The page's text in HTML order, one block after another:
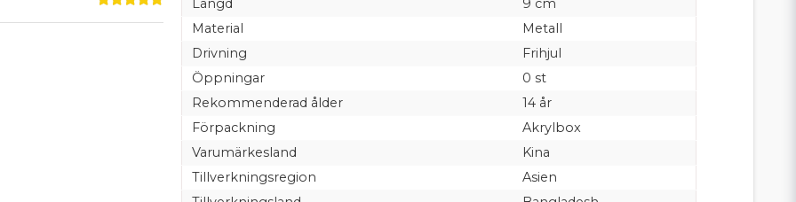
Längd
9 cm
Material
Metall
Drivning
Frihjul
Öppningar
0 st
Rekommenderad ålder
14 år
Förpackning
Akrylbox
Varumärkesland
Kina
Tillverkningsregion
Asien